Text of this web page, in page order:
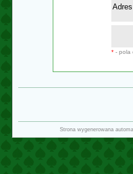
* - pola
Strona wygenerowana